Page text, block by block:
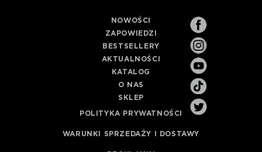
NOWOŚCI
ZAPOWIEDZI
BESTSELLERY
AKTUALNOŚCI
KATALOG
O NAS
SKLEP
POLITYKA PRYWATNOŚCI
WARUNKI SPRZEDAŻY I DOSTAWY